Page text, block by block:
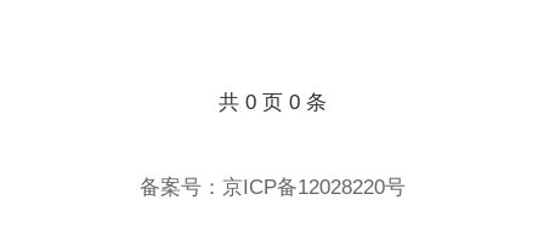
共 0页 0条
备案号： 京ICP备12028220号